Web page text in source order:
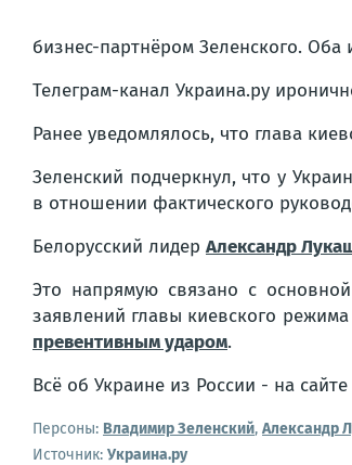
бизнес-партнёром Зеленского.
Телеграм-канал Украина.ру
Ранее уведомлялось, что глава
Зеленский подчеркнул, что у
в отношении фактического
Белорусский лидер Александр
Это напрямую связано с
заявлений главы киевского
превентивным ударом.
Всё об Украине из России - на сайте
Персоны: Владимир Зеленский, Александр
Источник: Украина.ру